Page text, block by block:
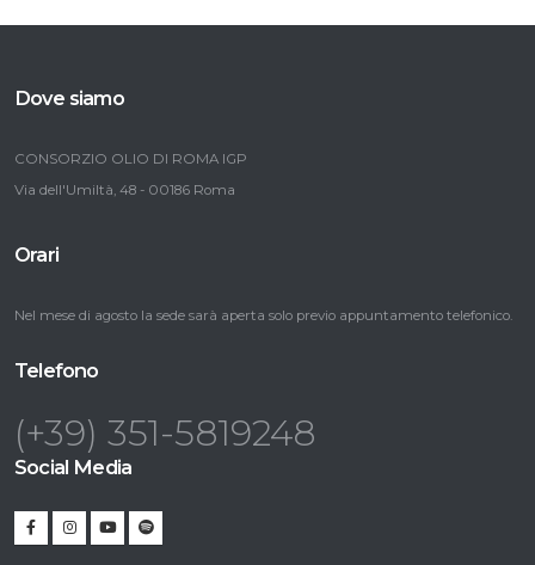
Dove siamo
CONSORZIO OLIO DI ROMA IGP
Via dell'Umiltà, 48 - 00186 Roma
Orari
Nel mese di agosto la sede sarà aperta solo previo appuntamento telefonico.
Telefono
(+39) 351-5819248
Social Media